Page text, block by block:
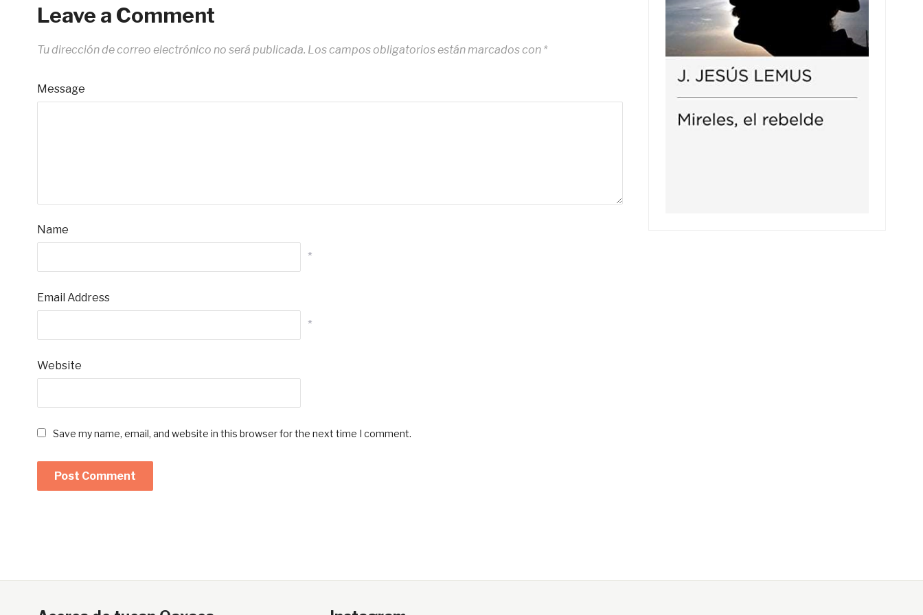
Leave a Comment
Tu dirección de correo electrónico no será publicada. Los campos obligatorios están marcados con *
Message
Name
*
Email Address
*
Website
Save my name, email, and website in this browser for the next time I comment.